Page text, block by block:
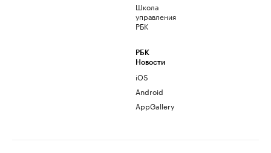
Школа
управления
РБК
РБК
Новости
iOS
Android
AppGallery